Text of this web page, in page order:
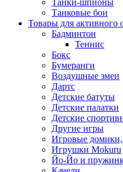
Танки-шпионы
Танковые бои
Товары для активного
Бадминтон
Теннис
Бокс
Бумеранги
Воздушные змеи
Дартс
Детские батуты
Детские палатки
Детские
Другие игры
Игровые домики,
Игрушки Mokuru
Йо-Йо и